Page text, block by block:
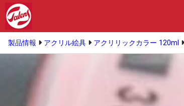
製品情報 アクリル絵具 アクリリックカラー 120ml